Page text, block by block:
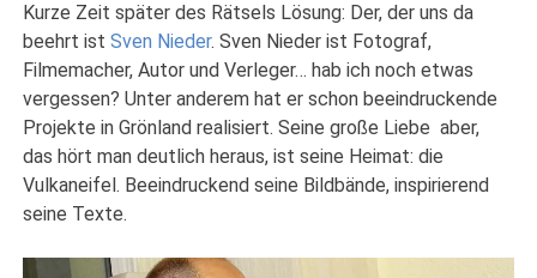
Kurze Zeit später des Rätsels Lösung: Der, der uns da
beehrt istSven Nieder. Sven Nieder ist Fotograf,
Filmemacher, Autor und Verleger… hab ich noch etwas
vergessen? Unter anderem hat er schon beeindruckende
Projekte in Grönland realisiert. Seine große Liebe aber,
das hört man deutlich heraus, ist seine Heimat: die
Vulkaneifel. Beeindruckend seine Bildbände, inspirierend
seine Texte.